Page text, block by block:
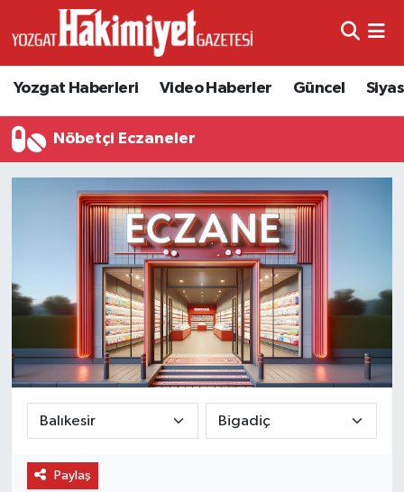
Yozgat Haberleri Video Haberler Güncel
Nöbetçi Eczaneler
Paylaş